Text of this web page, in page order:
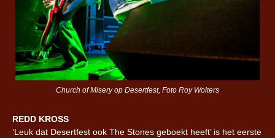
Church of Misery op Desertfest, Foto Roy Wolters
REDD KROSS
‘Leuk dat Desertfest ook The Stones geboekt heeft’ is het eerste